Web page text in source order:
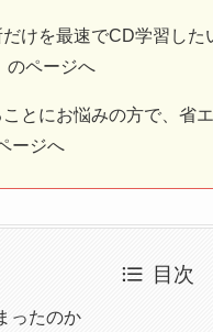
けを最速でCD学習した
のページへ
とにお悩みの方で、省
ージへ
目次
ったのか